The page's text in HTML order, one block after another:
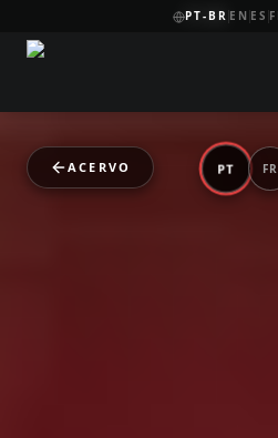
PT-BR EN ES
ACERVO PT FR